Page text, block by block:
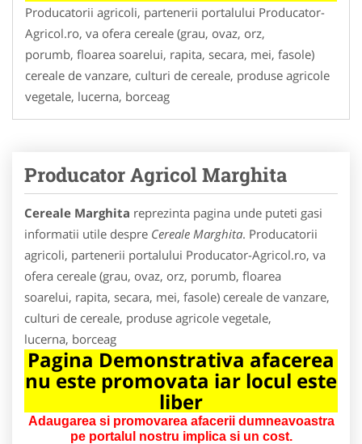
Producatorii agricoli, partenerii portalului Producator-
Agricol.ro, va ofera cereale (grau, ovaz, orz,
porumb, floarea soarelui, rapita, secara, mei, fasole)
cereale de vanzare, culturi de cereale, produse agricole
vegetale, lucerna, borceag
Producator Agricol Marghita
Cereale Marghita reprezinta pagina unde puteti gasi
informatii utile despre Cereale Marghita. Producatorii
agricoli, partenerii portalului Producator-Agricol.ro, va
ofera cereale (grau, ovaz, orz, porumb, floarea
soarelui, rapita, secara, mei, fasole) cereale de vanzare,
culturi de cereale, produse agricole vegetale,
lucerna, borceag
Pagina Demonstrativa afacerea
nu este promovata iar locul este
liber
Adaugarea si promovarea afacerii dumneavoastra
pe portalul nostru implica si un cost.